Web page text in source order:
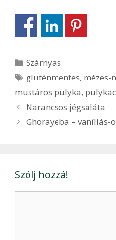
Kategória
Szárnyas
Címkék
gluténmentes, mézes-
mustáros pulyka,
Bejegyzés
navigáció
Narancsos jégsaláta
Ghorayeba – vaníliás-
Szólj hozzá!